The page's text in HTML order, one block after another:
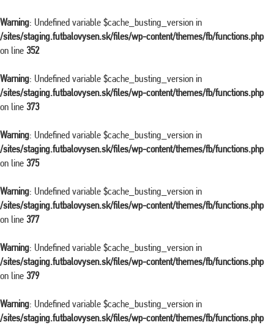
Warning: Undefined variable $cache_busting_version in
/sites/staging.futbalovysen.sk/files/wp-content/themes/fb/functions.php
on line 352
Warning: Undefined variable $cache_busting_version in
/sites/staging.futbalovysen.sk/files/wp-content/themes/fb/functions.php
on line 373
Warning: Undefined variable $cache_busting_version in
/sites/staging.futbalovysen.sk/files/wp-content/themes/fb/functions.php
on line 375
Warning: Undefined variable $cache_busting_version in
/sites/staging.futbalovysen.sk/files/wp-content/themes/fb/functions.php
on line 377
Warning: Undefined variable $cache_busting_version in
/sites/staging.futbalovysen.sk/files/wp-content/themes/fb/functions.php
on line 379
Warning: Undefined variable $cache_busting_version in
/sites/staging.futbalovysen.sk/files/wp-content/themes/fb/functions.php